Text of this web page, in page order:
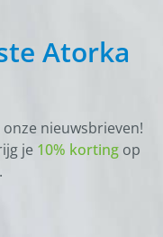
Atorka
nieuwsbrieven!
je 10% korting op